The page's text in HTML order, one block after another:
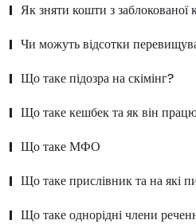
Як зняти кошти з заблокованої
Чи можуть відсотки
Що таке підозра на скімінг?
Що таке кешбек та як він
Що таке МФО
Що таке прислівник та на які
Що таке однорідні члени